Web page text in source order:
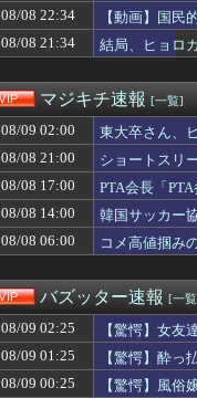
【悲報】瀬戸環奈がスタイ
シカと人間の共存、無理だ
シカと人間の共存、無理だ
【動画】陽キャ巨乳ギャル
【画像】フィルターを外し
【悲報】ひなこのーと作者
【悲報】スマホゲーム業界
ホームレスの数、20年ちょ
【画像】TWICE・モモ(30)
【悲報】ガールズバンドの
【画像】欧州「女性アスリ
夫「3男の顔、通ってる教室
【画像】Kカップ爆乳グラド
この漫画の表紙、青少年を
新聞さん、壮大な縦読みを
【悲報】チック症のゆうぽ
【悲報】デブワイの腹、限
【悲報】尻穴でHしたらｗ
08/08 22:34
【動画】国
08/08 21:34
結局、ヒョロ
マジキチ速報 [一覧]
08/09 02:00
東大卒さん、
08/08 21:00
ショートスリ
08/08 17:00
PTA会長「
08/08 14:00
韓国サッカー
08/08 06:00
コメ高値掴み
バズッター速報 [一
08/09 02:25
【驚愕】女友
08/09 01:25
【驚愕】酔っ
08/09 00:25
【驚愕】風